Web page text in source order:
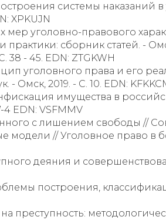
системы наказаний в
XPKUJN
уголовно-правового
сборник статей. -
- 45. EDN: ZTGKWH
уголовного права и его
- Омск, 2019. - С. 10. EDN:
имущества в
4 EDN: VSFMMV
с лишением свободы //
// Уголовное право в
деяния и
построения,
преступность: